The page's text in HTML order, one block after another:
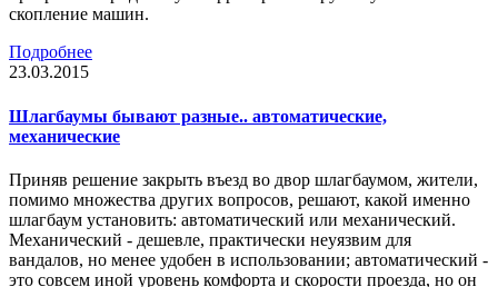
скопление машин.
Подробнее
23.03.2015
Шлагбаумы бывают разные.. автоматические,
механические
Приняв решение закрыть въезд во двор шлагбаумом, жители,
помимо множества других вопросов, решают, какой именно
шлагбаум установить: автоматический или механический.
Механический - дешевле, практически неуязвим для
вандалов, но менее удобен в использовании; автоматический -
это совсем иной уровень комфорта и скорости проезда, но он